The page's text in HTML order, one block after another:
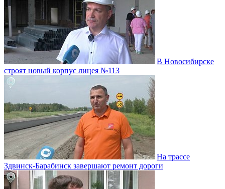
В Новосибирске
строят новый корпус лицея №113
На трассе
Здвинск-Барабинск завершают ремонт дороги